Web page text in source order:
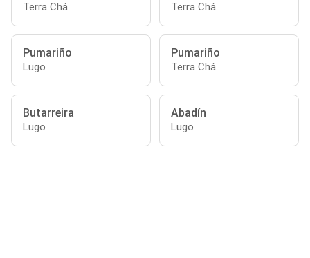
Terra Chá Terra Chá
Pumariño
Lugo
Pumariño
Terra Chá
Butarreira
Lugo
Abadín
Lugo